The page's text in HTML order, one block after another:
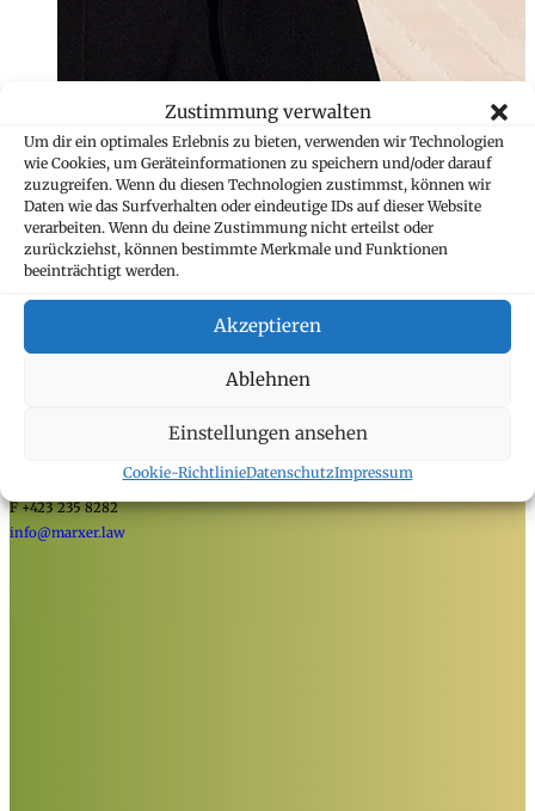
Zustimmung verwalten
Um dir ein optimales Erlebnis zu bieten, verwenden wir Technologien
wie Cookies, um Geräteinformationen zu speichern und/oder darauf
zuzugreifen. Wenn du diesen Technologien zustimmst, können wir
Daten wie das Surfverhalten oder eindeutige IDs auf dieser Website
verarbeiten. Wenn du deine Zustimmung nicht erteilst oder
zurückziehst, können bestimmte Merkmale und Funktionen
beeinträchtigt werden.
Akzeptieren
Ablehnen
Einstellungen ansehen
Cookie-RichtlinieDatenschutzImpressum
F +423 235 8282
info@marxer.law